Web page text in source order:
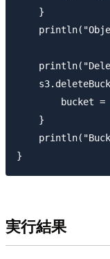
    }
bucket =
    }
実行結果